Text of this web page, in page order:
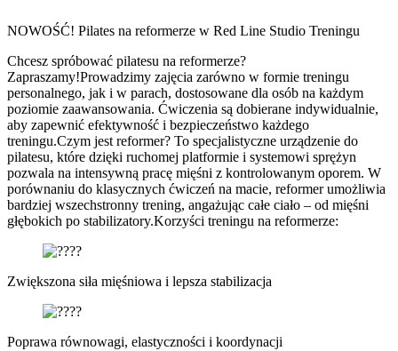
NOWOŚĆ! Pilates na reformerze w Red Line Studio Treningu
Chcesz spróbować pilatesu na reformerze?
Zapraszamy!Prowadzimy zajęcia zarówno w formie treningu
personalnego, jak i w parach, dostosowane dla osób na każdym
poziomie zaawansowania. Ćwiczenia są dobierane indywidualnie,
aby zapewnić efektywność i bezpieczeństwo każdego
treningu.Czym jest reformer? To specjalistyczne urządzenie do
pilatesu, które dzięki ruchomej platformie i systemowi sprężyn
pozwala na intensywną pracę mięśni z kontrolowanym oporem. W
porównaniu do klasycznych ćwiczeń na macie, reformer umożliwia
bardziej wszechstronny trening, angażując całe ciało – od mięśni
głębokich po stabilizatory.Korzyści treningu na reformerze:
Zwiększona siła mięśniowa i lepsza stabilizacja
Poprawa równowagi, elastyczności i koordynacji